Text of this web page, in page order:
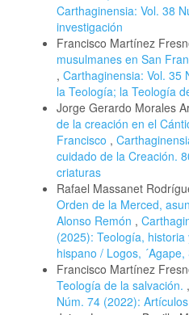
Carthaginensia: Vol. 38
investigación
Francisco Martínez
musulmanes en San
, Carthaginensia: Vol. 35
la Teología; la Teología
Jorge Gerardo Morales
de la creación en el
Francisco ,
cuidado de la Creación.
criaturas
Rafael Massanet
Orden de la Merced,
Alonso Remón ,
(2025): Teología,
hispano / Logos,
Francisco Martínez
Teología de la salvación. ,
Núm. 74 (2022):